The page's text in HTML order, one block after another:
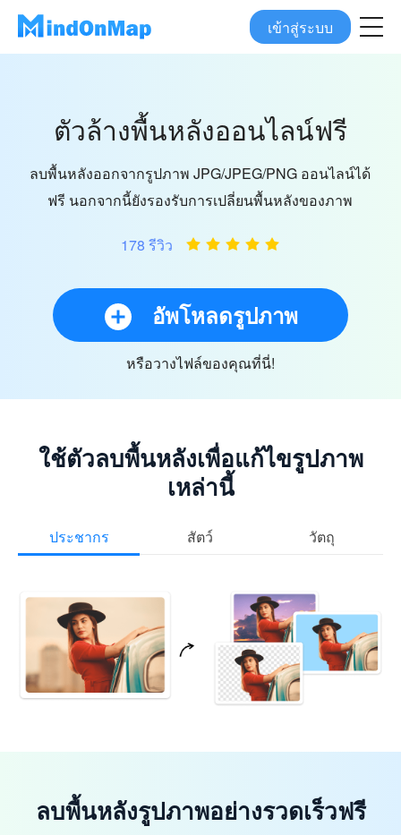
เข้าสู่ระบบ
ตัวล้างพื้นหลังออนไลน์ฟรี
ลบพื้นหลังออกจากรูปภาพ JPG/JPEG/PNG ออนไลน์ได้
ฟรี นอกจากนี้ยังรองรับการเปลี่ยนพื้นหลังของภาพ
178 รีวิว
อัพโหลดรูปภาพ
หรือวางไฟล์ของคุณที่นี่!
ใช้ตัวลบพื้นหลังเพื่อแก้ไขรูปภาพ
เหล่านี้
ประชากร สัตว์ วัตถุ
ลบพื้นหลังรูปภาพอย่างรวดเร็วฟรี